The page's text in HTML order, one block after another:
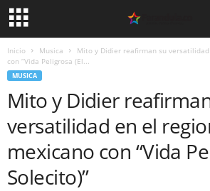
Inicio Musica
Mito y Didier reafirman su
con “Vida Peligrosa (El...
MUSICA
Mito y Didier
versatilidad en el
mexicano con “Vida
Solecito)”